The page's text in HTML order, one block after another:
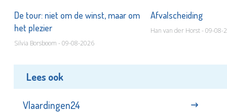
De tour: niet om de winst, maar om
het plezier
Silvia Borsboom - 09-08-2026
Afvalscheiding
Han van der Horst - 09-08-
Lees ook
Vlaardingen24